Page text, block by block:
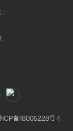
ICP备18005228号-1